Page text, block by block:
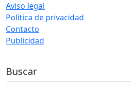
Aviso legal
Política de privacidad
Contacto
Publicidad
Buscar